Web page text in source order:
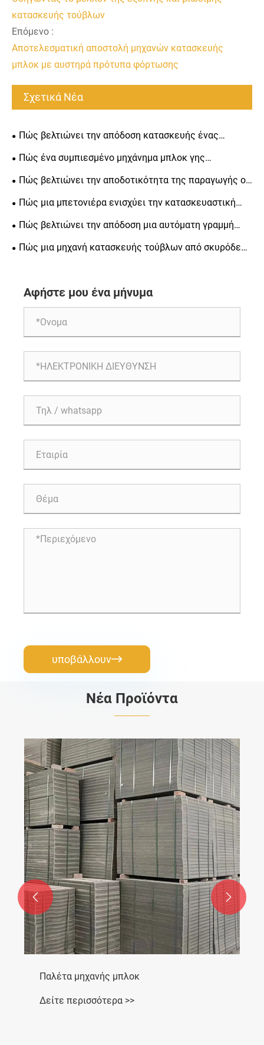
κατασκευής τούβλων
Επόμενο :
Αποτελεσματική αποστολή μηχανών κατασκευής
μπλοκ με αυστηρά πρότυπα φόρτωσης
Σχετικά Νέα
Πώς βελτιώνει την απόδοση κατασκευής ένας
μπετονιέρας;
Πώς ένα συμπιεσμένο μηχάνημα μπλοκ γης
μετατρέπει το έδαφος σε ανθεκτικά δομικά στοιχεία;
Πώς βελτιώνει την αποδοτικότητα της παραγωγής ο
βοηθητικός εξοπλισμός κατασκευής τούβλων;
Πώς μια μπετονιέρα ενισχύει την κατασκευαστική
απόδοση;
Πώς βελτιώνει την απόδοση μια αυτόματη γραμμή
παραγωγής τούβλων;
Πώς μια μηχανή κατασκευής τούβλων από σκυρόδεμα
Αφήστε μου ένα μήνυμα
υποβάλλουν
Νέα Προϊόντα
Παλέτα μηχανής μπλοκ
Δείτε περισσότερα >>
 